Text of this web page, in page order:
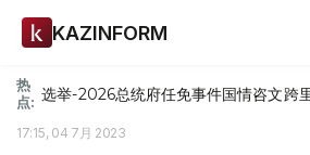
KAZINFORM
热
点: 选举-2026总统府任免事件国情咨文跨
17:15, 04 7月 2023